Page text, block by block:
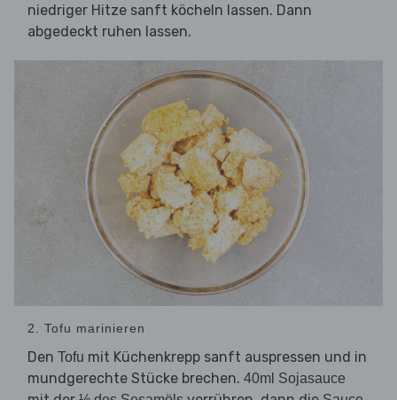
niedriger Hitze sanft köcheln lassen. Dann
abgedeckt ruhen lassen.
2. Tofu marinieren
Den Tofu mit Küchenkrepp sanft auspressen und in
mundgerechte Stücke brechen. 40ml Sojasauce